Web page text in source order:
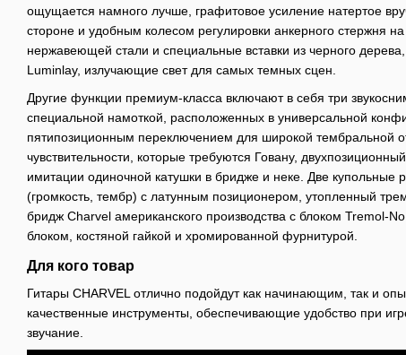
ощущается намного лучше, графитовое усиление натертое
стороне и удобным колесом регулировки анкерного стержня
нержавеющей стали и специальные вставки из черного
Luminlay, излучающие свет для самых темных сцен.
Другие функции премиум-класса включают в себя три
специальной намоткой, расположенных в универсальной
пятипозиционным переключением для широкой тембральной
чувствительности, которые требуются Говану,
имитации одиночной катушки в бридже и неке. Две купольные
(громкость, тембр) с латунным позиционером, утопленный
бридж Charvel американского производства с блоком Tremol-
блоком, костяной гайкой и хромированной фурнитурой.
Для кого товар
Гитары CHARVEL отлично подойдут как начинающим, так и
качественные инструменты, обеспечивающие удобство при
звучание.